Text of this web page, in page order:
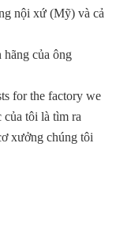
nội xứ (Mỹ) và cả
hãng của ông
for the factory we
của tôi là tìm ra
xưởng chúng tôi